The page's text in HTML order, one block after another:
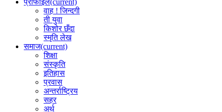
प्रोफाइल(current)
वाह ! जिन्दगी
ती युवा
किशोर छँदा
स्मृति लेख
समाज(current)
शिक्षा
संस्कृति
इतिहास
प्रवास
अन्तर्राष्ट्रिय
सहर
अर्थ